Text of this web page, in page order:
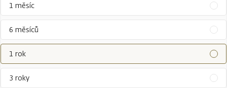
1 měsíc
6 měsíců
1 rok
3 roky